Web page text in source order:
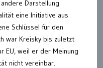
Darstellung
eine Initiative aus
Schlüssel für den
war Kreisky bis zuletzt
EU, weil er der Meinung
nicht vereinbar.